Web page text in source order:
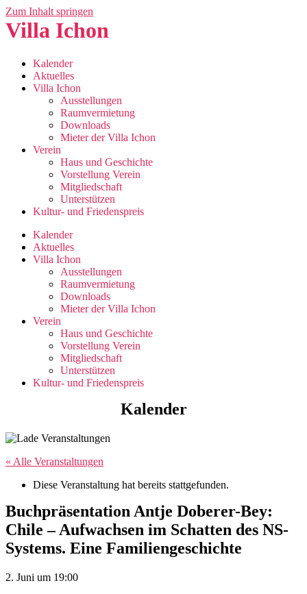
Zum Inhalt springen
Villa Ichon
Kalender
Aktuelles
Villa Ichon
Ausstellungen
Raumvermietung
Downloads
Mieter der Villa Ichon
Verein
Haus und Geschichte
Vorstellung Verein
Mitgliedschaft
Unterstützen
Kultur- und Friedenspreis
Kalender
Aktuelles
Villa Ichon
Ausstellungen
Raumvermietung
Downloads
Mieter der Villa Ichon
Verein
Haus und Geschichte
Vorstellung Verein
Mitgliedschaft
Unterstützen
Kultur- und Friedenspreis
Kalender
« Alle Veranstaltungen
Diese Veranstaltung hat bereits stattgefunden.
Buchpräsentation Antje Doberer-Bey:
Chile – Aufwachsen im Schatten des NS-
Systems. Eine Familiengeschichte
2. Juni um 19:00